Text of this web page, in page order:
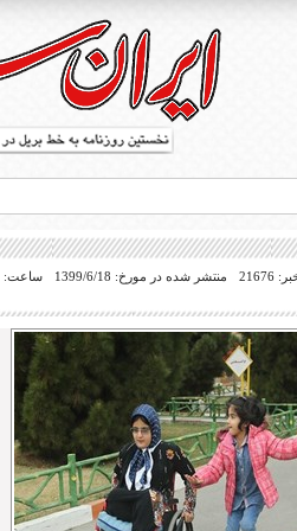
بریل در جهان
منتشر شده در مورخ: 1399/6/18 ساعت: 22:03